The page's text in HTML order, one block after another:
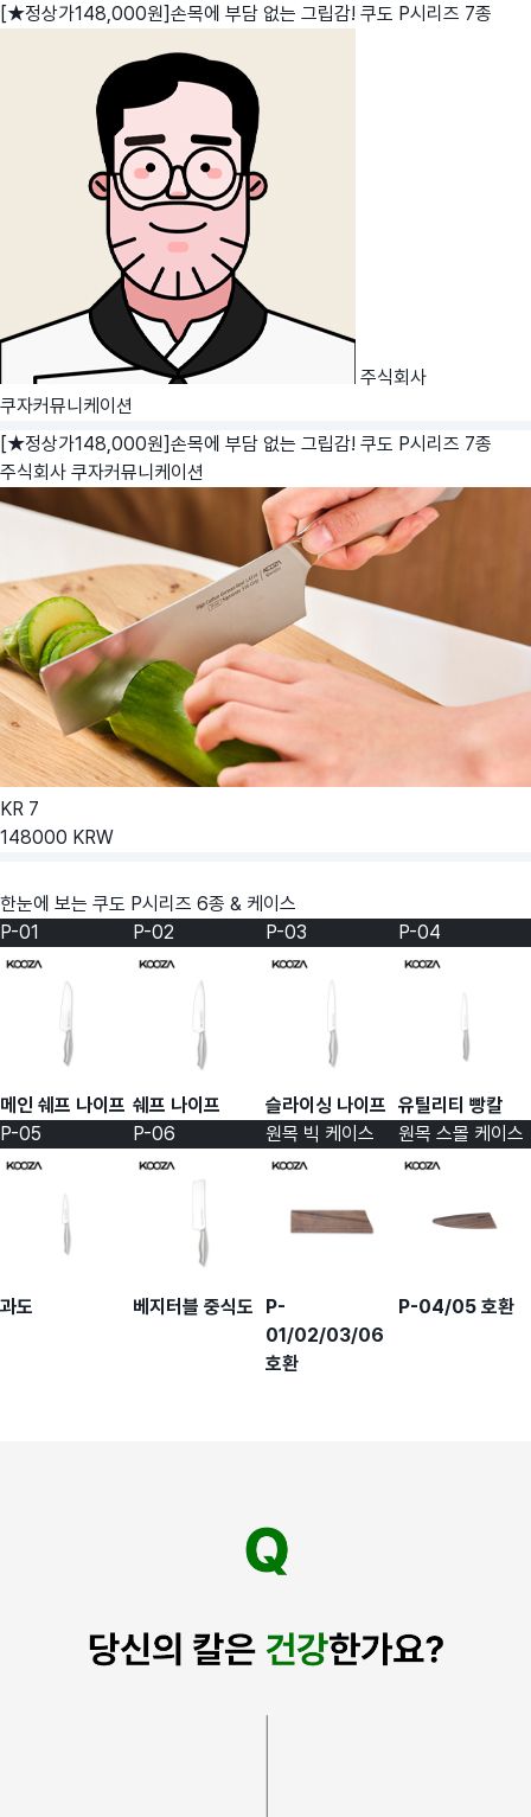
[★정상가148,000원]손목에 부담 없는 그립감! 쿠도 P시리즈 7종
주식회사
쿠자커뮤니케이션
[★정상가148,000원]손목에 부담 없는 그립감! 쿠도 P시리즈 7종
주식회사 쿠자커뮤니케이션
KR 7
148000 KRW
한눈에 보는 쿠도 P시리즈 6종 & 케이스
P-01
P-02 P-03 P-04
메인 쉐프 나이프 쉐프 나이프 슬라이싱 나이프 유틸리티 빵칼
P-05
P-06 원목 빅 케이스 원목 스몰 케이스
과도 베지터블 중식도
P-
01/02/03/06
호환
P-04/05 호환